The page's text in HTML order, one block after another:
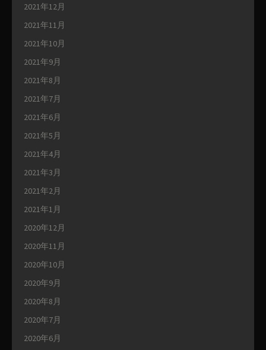
2021年12月
2021年11月
2021年10月
2021年9月
2021年8月
2021年7月
2021年6月
2021年5月
2021年4月
2021年3月
2021年2月
2021年1月
2020年12月
2020年11月
2020年10月
2020年9月
2020年8月
2020年7月
2020年6月